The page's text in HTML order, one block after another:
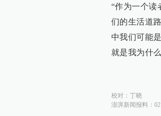
“作为一个读
们的生活道
中我们可能
就是我为什
校对： 丁晓
澎湃新闻报料：